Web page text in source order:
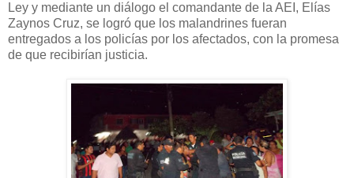
Ley y mediante un diálogo el comandante de la AEI, Elías
Zaynos Cruz, se logró que los malandrines fueran
entregados a los policías por los afectados, con la promesa
de que recibirían justicia.